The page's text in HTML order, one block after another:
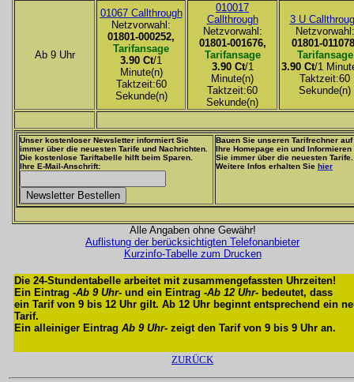
Ab 9 Uhr
01067 Callthrough
Netzvorwahl:
01801-000252,
Tarifansage
3.90 Ct/1
Minute(n)
Taktzeit:60
Sekunde(n)
010017
Callthrough
Netzvorwahl:
01801-001676,
Tarifansage
3.90 Ct/1
Minute(n)
Taktzeit:60
Sekunde(n)
3 U
Netzvorwahl:
01801-
Tarifansage
3.90 Ct/1
Taktzeit:60
Sekunde(n)
Unser kostenloser Newsletter informiert Sie
immer über die neuesten Tarife und Nachrichten.
Die kostenlose Tariftabelle hilft beim Sparen.
Ihre E-Mail-Anschrift:
Bauen Sie unseren Tarifrechner auf
Ihre Homepage ein und Informieren
Sie immer über die neuesten Tarife.
Weitere Infos erhalten Sie hier
Alle Angaben ohne Gewähr!
Auflistung der berücksichtigten Telefonanbieter
Kurzinfo-Tabelle zum Drucken
Die 24-Stundentabelle arbeitet mit zusammengefassten Uhrzeiten!
Ein Eintrag -Ab 9 Uhr- und ein Eintrag -Ab 12 Uhr- bedeutet, dass
ein Tarif von 9 bis 12 Uhr gilt. Ab 12 Uhr beginnt entsprechend ein
Tarif.
Ein alleiniger Eintrag Ab 9 Uhr- zeigt den Tarif von 9 bis 9 Uhr an.
ZURÜCK